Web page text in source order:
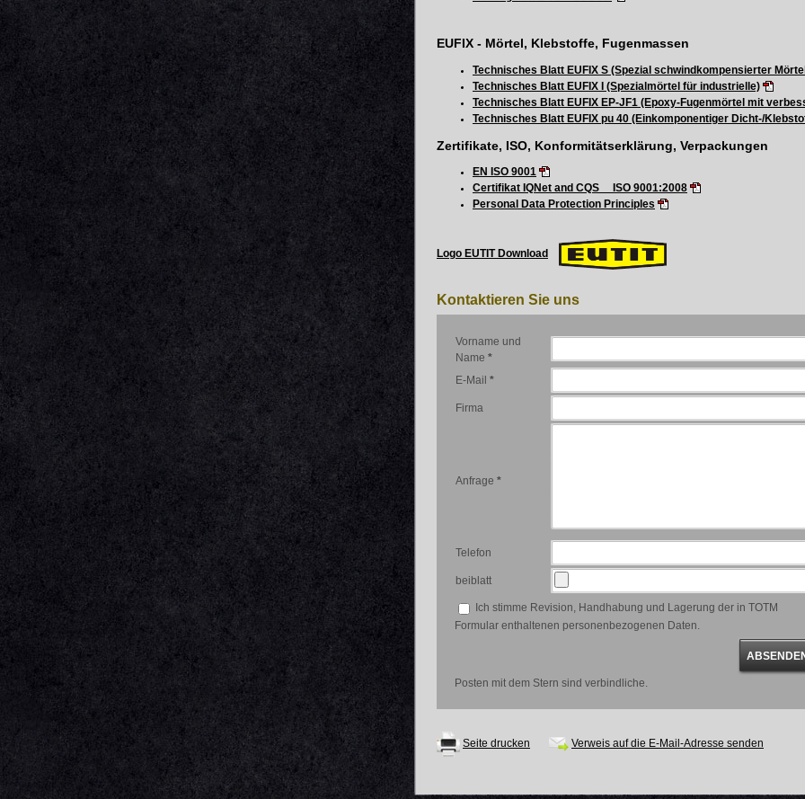
EUFIX - Mörtel, Klebstoffe, Fugenmassen
Technisches Blatt EUFIX S (Spezial schwindkompensierter
Technisches Blatt EUFIX I (Spezialmörtel für industrielle)
Technisches Blatt EUFIX EP-JF1 (Epoxy-Fugenmörtel mit
Technisches Blatt EUFIX pu 40 (Einkomponentiger Dicht-/
Zertifikate, ISO, Konformitätserklärung, Verpackungen
EN ISO 9001
Certifikat IQNet and CQS ISO 9001:2008
Personal Data Protection Principles
Logo EUTIT Download
Kontaktieren Sie uns
Vorname und
Name *
E-Mail *
Firma
Anfrage *
Telefon
beiblatt
Ich stimme Revision, Handhabung und Lagerung der in TOTM
Formular enthaltenen personenbezogenen Daten.
Posten mit dem Stern sind verbindliche.
Seite drucken Verweis auf die E-Mail-Adresse senden